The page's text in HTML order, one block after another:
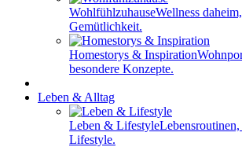
WohlfühlzuhauseWellness
Gemütlichkeit.
Homestorys & Inspiration
besondere Konzepte.
Leben & Alltag
Leben & Lifestyle
Lifestyle.